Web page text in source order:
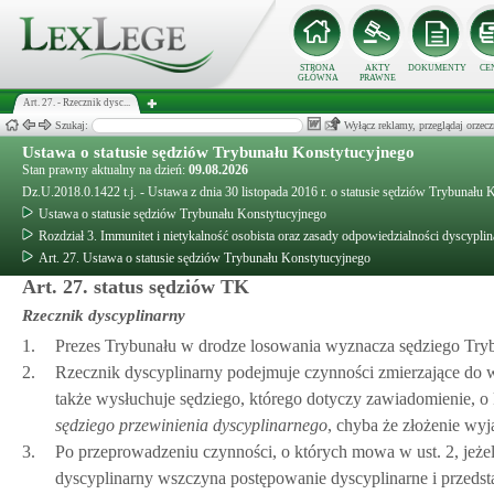
STRONA
GŁÓWNA
AKTY
PRAWNE
DOKUMENTY
Art. 27. - Rzecznik dysc...
Szukaj: Wyłącz reklamy, przeglądaj
Ustawa o statusie sędziów Trybunału Konstytucyjnego
Stan prawny aktualny na dzień: 09.08.2026
Dz.U.2018.0.1422 t.j. - Ustawa z dnia 30 listopada 2016 r. o statusie sędziów Trybunału
Ustawa o statusie sędziów Trybunału Konstytucyjnego
Rozdział 3. Immunitet i nietykalność osobista oraz zasady odpowiedzialności
Art. 27. Ustawa o statusie sędziów Trybunału Konstytucyjnego
Art. 27. status sędziów TK
Rzecznik dyscyplinarny
1.
Prezes Trybunału w drodze losowania wyznacza sędziego
2.
Rzecznik dyscyplinarny podejmuje czynności zmierzające
także wysłuchuje sędziego, którego dotyczy zawiadomienie,
sędziego przewinienia dyscyplinarnego, chyba że złożenie
3.
Po przeprowadzeniu czynności, o których mowa w ust. 2,
dyscyplinarny wszczyna postępowanie dyscyplinarne i